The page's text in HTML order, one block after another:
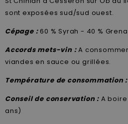
sont exposées sud/sud ouest.
Cépage : 60 % Syrah - 40 %
Accords mets-vin :A
viandes en sauce ou grillées.
Température de consommation :
Conseil de conservation : A
ans)